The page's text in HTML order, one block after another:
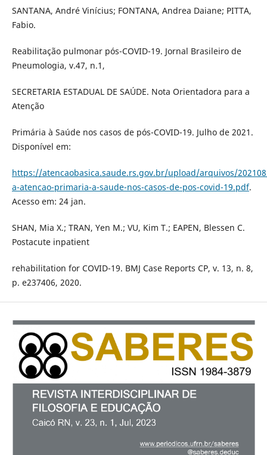
SANTANA, André Vinícius; FONTANA, Andrea Daiane; PITTA,
Fabio.
Reabilitação pulmonar pós-COVID-19. Jornal Brasileiro de
Pneumologia, v.47, n.1,
SECRETARIA ESTADUAL DE SAÚDE. Nota Orientadora para a
Atenção
Primária à Saúde nos casos de pós-COVID-19. Julho de 2021.
Disponível em:
https://atencaobasica.saude.rs.gov.br/upload/arquivos/
a-atencao-primaria-a-saude-nos-casos-de-pos-covid-19.pdf.
Acesso em: 24 jan.
SHAN, Mia X.; TRAN, Yen M.; VU, Kim T.; EAPEN, Blessen C.
Postacute inpatient
rehabilitation for COVID-19. BMJ Case Reports CP, v. 13, n. 8,
p. e237406, 2020.